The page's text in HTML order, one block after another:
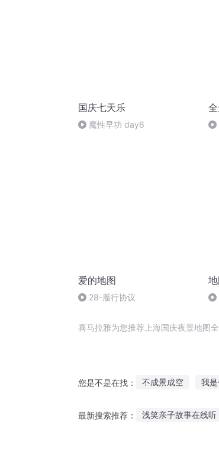
国庆七天乐
魔性早功 day6
爱的地图
28-履行协议
喜马拉雅为您推荐上海国庆夜景地图
您是不是在找： 不成景成空 我
最新搜索推荐： 浅笑亲子故事在线听